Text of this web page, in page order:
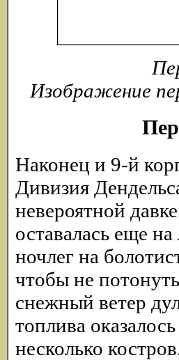
Изображение
Наконец и 9-й
Дивизия
невероятной
оставалась еще
ночлег на
чтобы не
снежный ветер
топлива
несколько